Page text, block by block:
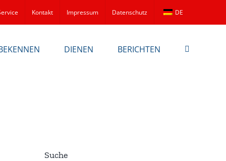
Kontakt Impressum Datenschutz DE
DIENEN BERICHTEN
Suche